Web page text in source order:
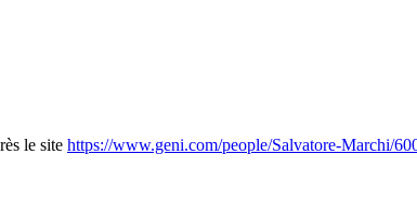
le site https://www.geni.com/people/Salvatore-Marchi/